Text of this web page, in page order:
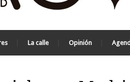
La calle Opinión